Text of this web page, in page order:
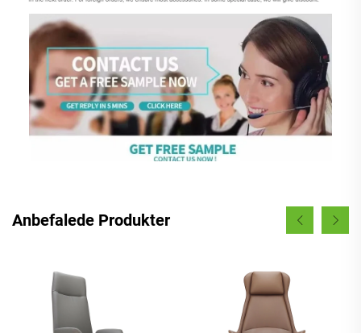
Anbefalede Produkter